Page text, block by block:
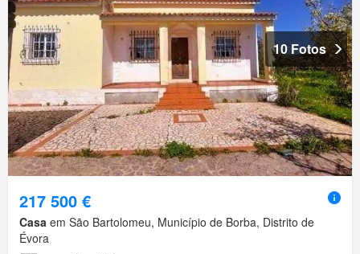
10 Fotos
217 500 €
Casa em São Bartolomeu, Município de Borba, Distrito de
Évora